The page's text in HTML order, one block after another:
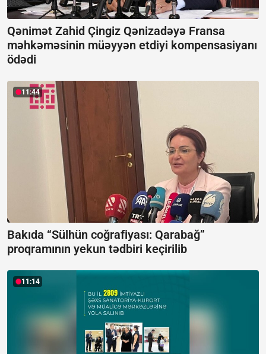
Qənimət Zahid Çingiz Qənizadəyə Fransa
məhkəməsinin müəyyən etdiyi kompensasiyanı
ödədi
11:44
Bakıda “Sülhün coğrafiyası: Qarabağ”
proqramının yekun tədbiri keçirilib
11:14